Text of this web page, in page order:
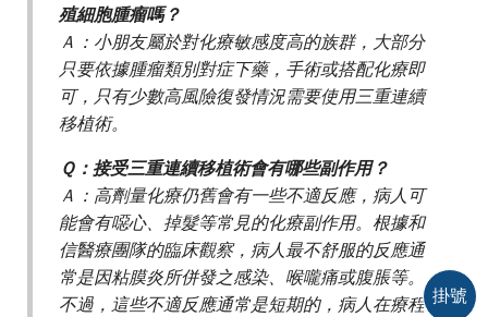
殖細胞腫瘤嗎？
Ａ：小朋友屬於對化療敏感度高的族群，大部分
只要依據腫瘤類別對症下藥，手術或搭配化療即
可，只有少數高風險復發情況需要使用三重連續
移植術。
Ｑ：接受三重連續移植術會有哪些副作用？
Ａ：高劑量化療仍舊會有一些不適反應，病人可
能會有噁心、掉髮等常見的化療副作用。根據和
信醫療團隊的臨床觀察，病人最不舒服的反應通
常是因粘膜炎所併發之感染、喉嚨痛或腹脹等。
不過，這些不適反應通常是短期的，病人在療程 掛號